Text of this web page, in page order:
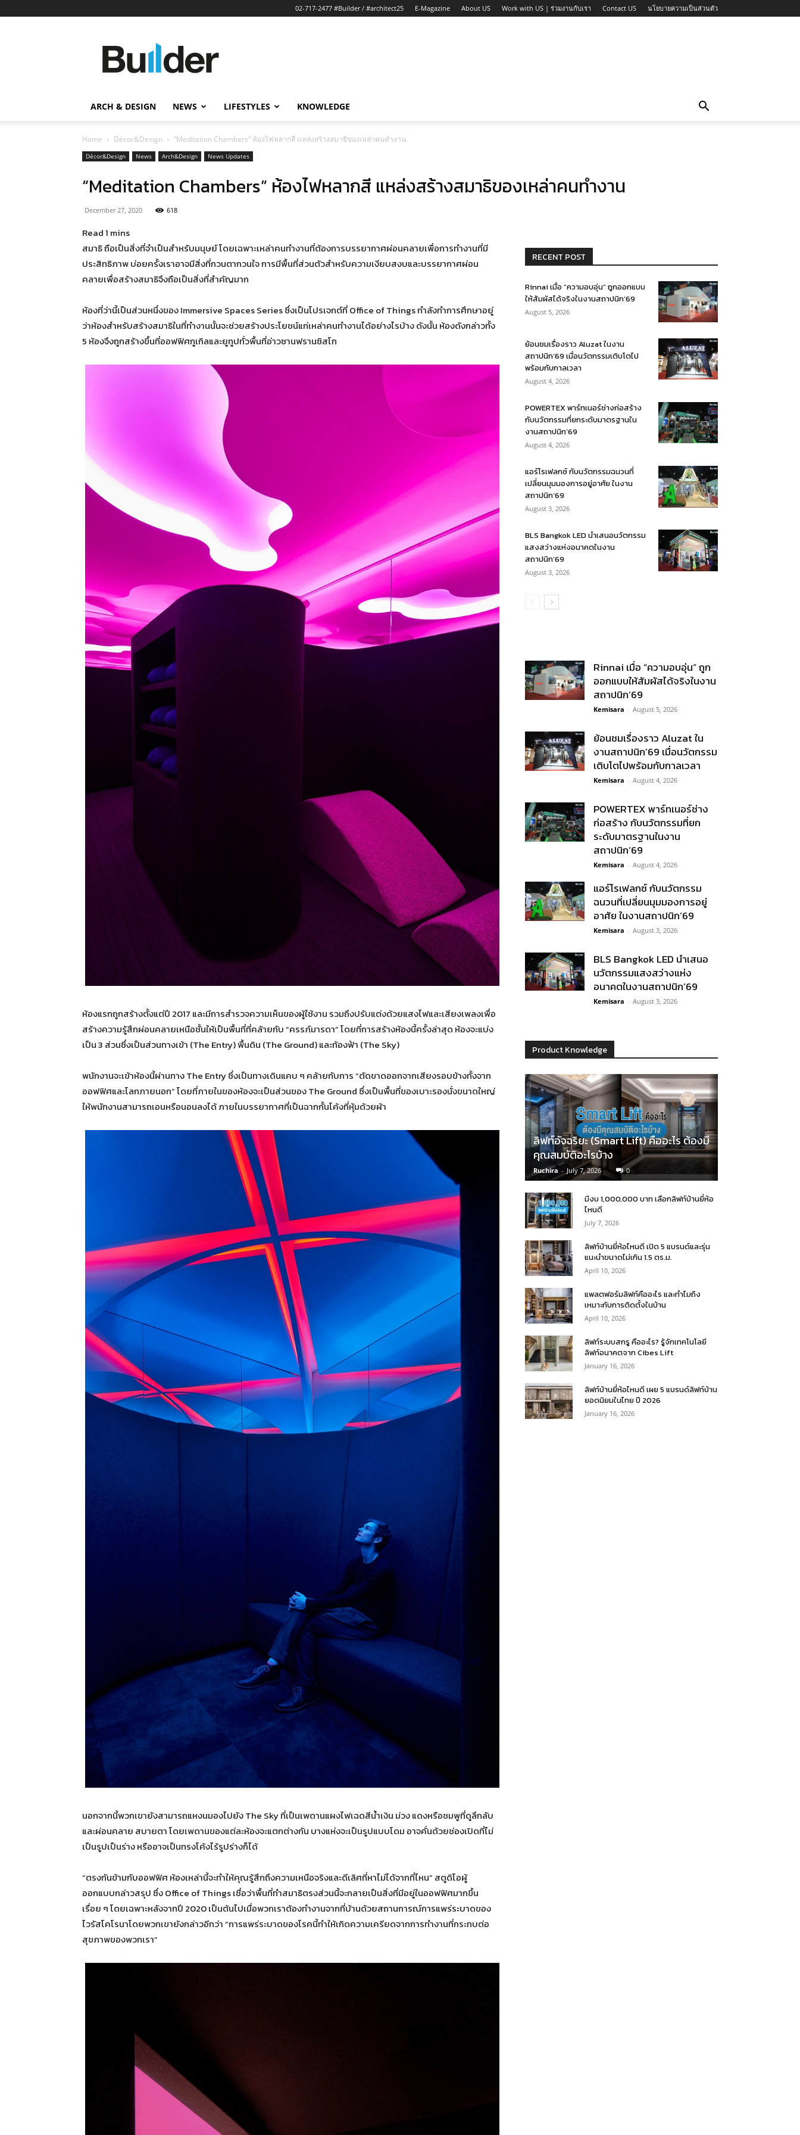
02-717-2477 #Builder / #architect25 E-Magazine About US Work with US | ร่วมงานกับเรา Contact US นโยบายความเป็นส่วนตัว
ข่าว
ก่อสร้าง
ARCH & DESIGN NEWS LIFESTYLES KNOWLEDGE
Home Décor&Design “Meditation Chambers” ห้องไฟหลากสี แหล่งสร้างสมาธิของเหล่าคนทำงาน
Décor&Design News Arch&Design News Updates
“Meditation Chambers” ห้องไฟหลากสี แหล่งสร้างสมาธิของเหล่าคนทำงาน
December 27, 2020 618
สมาธิ ถือเป็นสิ่งที่จำเป็นสำหรับมนุษย์ โดยเฉพาะเหล่าคนทำงานที่ต้องการบรรยากาศผ่อนคลายเพื่อการทำงานที่มี
ประสิทธิภาพ บ่อยครั้งเราอาจมีสิ่งที่กวนตากวนใจ การมีพื้นที่ส่วนตัวสำหรับความเงียบสงบและบรรยากาศผ่อน
คลายเพื่อสร้างสมาธิจึงถือเป็นสิ่งที่สำคัญมาก
ห้องที่ว่านี้เป็นส่วนหนึ่งของ Immersive Spaces Series ซึ่งเป็นโปรเจกต์ที่ Office of Things กำลังทำการศึกษาอยู่
ว่าห้องสำหรับสร้างสมาธิในที่ทำงานนั้นจะช่วยสร้างประโยชน์แก่เหล่าคนทำงานได้อย่างไรบ้าง ดังนั้น ห้องดังกล่าวทั้ง
5 ห้องจึงถูกสร้างขึ้นที่ออฟฟิศกูเกิลและยูทูปทั่วพื้นที่อ่าวซานฟรานซิสโก
ห้องแรกถูกสร้างตั้งแต่ปี 2017 และมีการสำรวจความเห็นของผู้ใช้งาน รวมถึงปรับแต่งด้วยแสงไฟและเสียงเพลงเพื่อ
สร้างความรู้สึกผ่อนคลายเหนือชั้นให้เป็นพื้นที่ที่คล้ายกับ “ครรภ์มารดา” โดยที่การสร้างห้องนี้ครั้งล่าสุด ห้องจะแบ่ง
เป็น 3 ส่วนซึ่งเป็นส่วนทางเข้า (The Entry) พื้นดิน (The Ground) และท้องฟ้า (The Sky)
พนักงานจะเข้าห้องนี้ผ่านทาง The Entry ซึ่งเป็นทางเดินแคบ ๆ คล้ายกับการ “ตัดขาดออกจากเสียงรอบข้างทั้งจาก
ออฟฟิศและโลกภายนอก” โดยที่ภายในของห้องจะเป็นส่วนของ The Ground ซึ่งเป็นพื้นที่ของเบาะรองนั่งขนาดใหญ่
ให้พนักงานสามารถเอนหรือนอนลงได้ ภายในบรรยากาศที่เป็นฉากกั้นโค้งที่หุ้มด้วยผ้า
นอกจากนี้พวกเขายังสามารถแหงนมองไปยัง The Sky ที่เป็นเพดานแผงไฟเฉดสีน้ำเงิน ม่วง แดงหรือชมพูที่ดูลึกลับ
และผ่อนคลาย สบายตา โดยเพดานของแต่ละห้องจะแตกต่างกัน บางแห่งจะเป็นรูปแบบโดม อาจคั่นด้วยช่องเปิดที่ไม่
เป็นรูปเป็นร่าง หรืออาจเป็นทรงโค้งไร้รูปร่างก็ได้
“ตรงกันข้ามกับออฟฟิศ ห้องเหล่านี้จะทำให้คุณรู้สึกถึงความเหนือจริงและดีเลิศที่หาไม่ได้จากที่ไหน” สตูดิโอผู้
ออกแบบกล่าวสรุป ซึ่ง Office of Things เชื่อว่าพื้นที่ทำสมาธิตรงส่วนนี้จะกลายเป็นสิ่งที่มีอยู่ในออฟฟิศมากขึ้น
เรื่อย ๆ โดยเฉพาะหลังจากปี 2020 เป็นต้นไปเมื่อพวกเราต้องทำงานจากที่บ้านด้วยสถานการณ์การแพร่ระบาดของ
ไวรัสโคโรนาโดยพวกเขายังกล่าวอีกว่า “การแพร่ระบาดของโรคนี้ทำให้เกิดความเครียดจากการทำงานที่กระทบต่อ
สุขภาพของพวกเรา”
RECENT POST
Rinnai เมื่อ “ความอบอุ่น” ถูกออกแบบ
ให้สัมผัสได้จริงในงานสถาปนิก’69
August 5, 2026
ย้อนชมเรื่องราว Aluzat ในงาน
สถาปนิก’69 เมื่อนวัตกรรมเติบโตไป
พร้อมกับกาลเวลา
August 4, 2026
POWERTEX พาร์ทเนอร์ช่างก่อสร้าง
กับนวัตกรรมที่ยกระดับมาตรฐานใน
งานสถาปนิก’69
August 4, 2026
แอร์โรเฟลกซ์ กับนวัตกรรมฉนวนที่
เปลี่ยนมุมมองการอยู่อาศัย ในงาน
สถาปนิก’69
August 3, 2026
BLS Bangkok LED นำเสนอนวัตกรรม
แสงสว่างแห่งอนาคตในงาน
สถาปนิก’69
August 3, 2026
Rinnai เมื่อ “ความอบอุ่น” ถูก
ออกแบบให้สัมผัสได้จริงในงาน
สถาปนิก’69
Kemisara - August 5, 2026
ย้อนชมเรื่องราว Aluzat ใน
งานสถาปนิก’69 เมื่อนวัตกรรม
เติบโตไปพร้อมกับกาลเวลา
Kemisara - August 4, 2026
POWERTEX พาร์ทเนอร์ช่าง
ก่อสร้าง กับนวัตกรรมที่ยก
ระดับมาตรฐานในงาน
สถาปนิก’69
Kemisara - August 4, 2026
แอร์โรเฟลกซ์ กับนวัตกรรม
ฉนวนที่เปลี่ยนมุมมองการอยู่
อาศัย ในงานสถาปนิก’69
Kemisara - August 3, 2026
BLS Bangkok LED นำเสนอ
นวัตกรรมแสงสว่างแห่ง
อนาคตในงานสถาปนิก’69
Kemisara - August 3, 2026
Product Knowledge
ลิฟท์อัจฉริยะ (Smart Lift) คืออะไร ต้องมี
คุณสมบัติอะไรบ้าง
Ruchira - July 7, 2026 0
มีงบ 1,000,000 บาท เลือกลิฟท์บ้านยี่ห้อ
ไหนดี
July 7, 2026
ลิฟท์บ้านยี่ห้อไหนดี เปิด 5 แบรนด์และรุ่น
แนะนำขนาดไม่เกิน 1.5 ตร.ม.
April 10, 2026
แพลตฟอร์มลิฟท์คืออะไร และทำไมถึง
เหมาะกับการติดตั้งในบ้าน
April 10, 2026
ลิฟท์ระบบสกรู คืออะไร? รู้จักเทคโนโลยี
ลิฟท์อนาคตจาก Cibes Lift
January 16, 2026
ลิฟท์บ้านยี่ห้อไหนดี เผย 5 แบรนด์ลิฟท์บ้าน
ยอดนิยมในไทย ปี 2026
January 16, 2026